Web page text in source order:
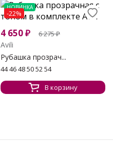
НОВИНКА
-22%
4 650₽ 6 275₽
Avili
Рубашка прозрач...
44 46 48 50 52 54
В корзину